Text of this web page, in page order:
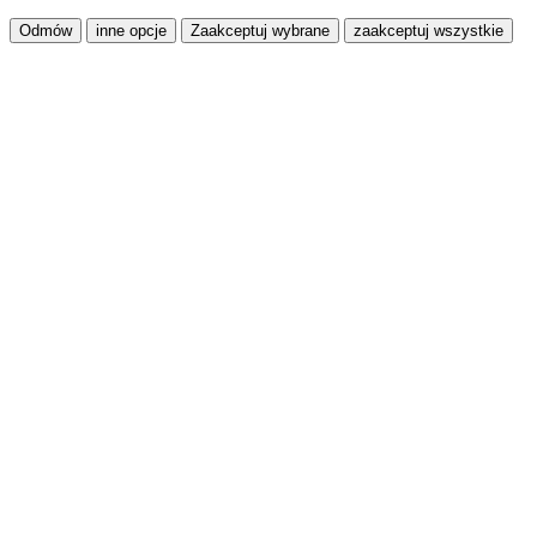
Odmów inne opcje Zaakceptuj wybrane zaakceptuj wszystkie